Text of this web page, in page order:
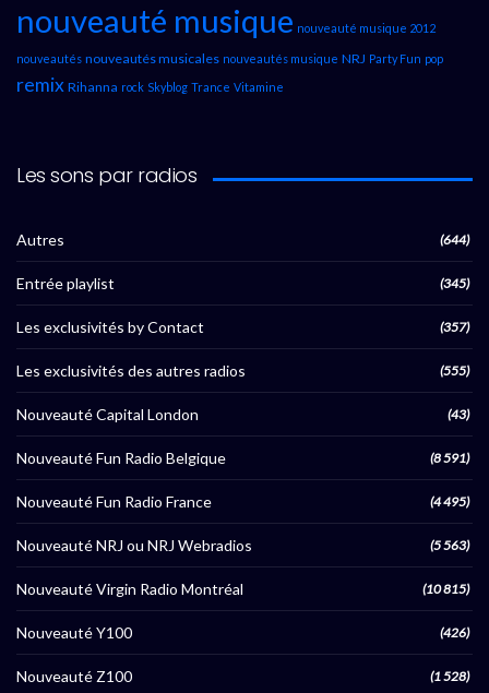
nouveauté musique nouveauté musique 2012
nouveautés nouveautés musicales nouveautés musique NRJ Party Fun pop
remix Rihanna rock Skyblog Trance Vitamine
Les sons par radios
Autres (644)
Entrée playlist (345)
Les exclusivités by Contact (357)
Les exclusivités des autres radios (555)
Nouveauté Capital London (43)
Nouveauté Fun Radio Belgique (8 591)
Nouveauté Fun Radio France (4 495)
Nouveauté NRJ ou NRJ Webradios (5 563)
Nouveauté Virgin Radio Montréal (10 815)
Nouveauté Y100 (426)
Nouveauté Z100 (1 528)